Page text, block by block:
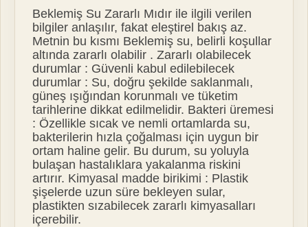
Beklemiş Su Zararlı Mıdır ile ilgili verilen
bilgiler anlaşılır, fakat eleştirel bakış az.
Metnin bu kısmı Beklemiş su, belirli koşullar
altında zararlı olabilir . Zararlı olabilecek
durumlar : Güvenli kabul edilebilecek
durumlar : Su, doğru şekilde saklanmalı,
güneş ışığından korunmalı ve tüketim
tarihlerine dikkat edilmelidir. Bakteri üremesi
: Özellikle sıcak ve nemli ortamlarda su,
bakterilerin hızla çoğalması için uygun bir
ortam haline gelir. Bu durum, su yoluyla
bulaşan hastalıklara yakalanma riskini
artırır. Kimyasal madde birikimi : Plastik
şişelerde uzun süre bekleyen sular,
plastikten sızabilecek zararlı kimyasalları
içerebilir.